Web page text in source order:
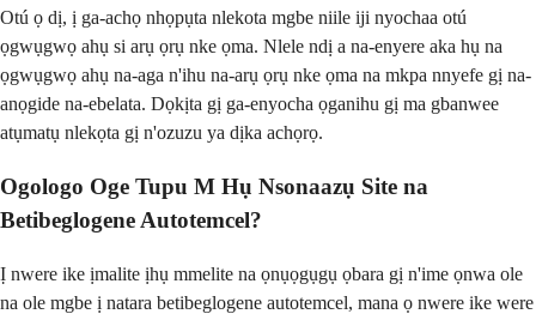
Otú ọ dị, ị ga-achọ nhọpụta nlekota mgbe niile iji nyochaa otú
ọgwụgwọ ahụ si arụ ọrụ nke ọma. Nlele ndị a na-enyere aka hụ na
ọgwụgwọ ahụ na-aga n'ihu na-arụ ọrụ nke ọma na mkpa nnyefe gị na-
anọgide na-ebelata. Dọkịta gị ga-enyocha ọganihu gị ma gbanwee
atụmatụ nlekọta gị n'ozuzu ya dịka achọrọ.
Ogologo Oge Tupu M Hụ Nsonaazụ Site na
Betibeglogene Autotemcel?
Ị nwere ike ịmalite ịhụ mmelite na ọnụọgụgụ ọbara gị n'ime ọnwa ole
na ole mgbe ị natara betibeglogene autotemcel, mana ọ nwere ike were